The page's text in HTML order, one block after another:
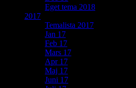
Eget tema 2018
2017
Temalista 2017
Jan 17
Feb 17
Mars 17
Apr 17
Maj 17
Juni 17